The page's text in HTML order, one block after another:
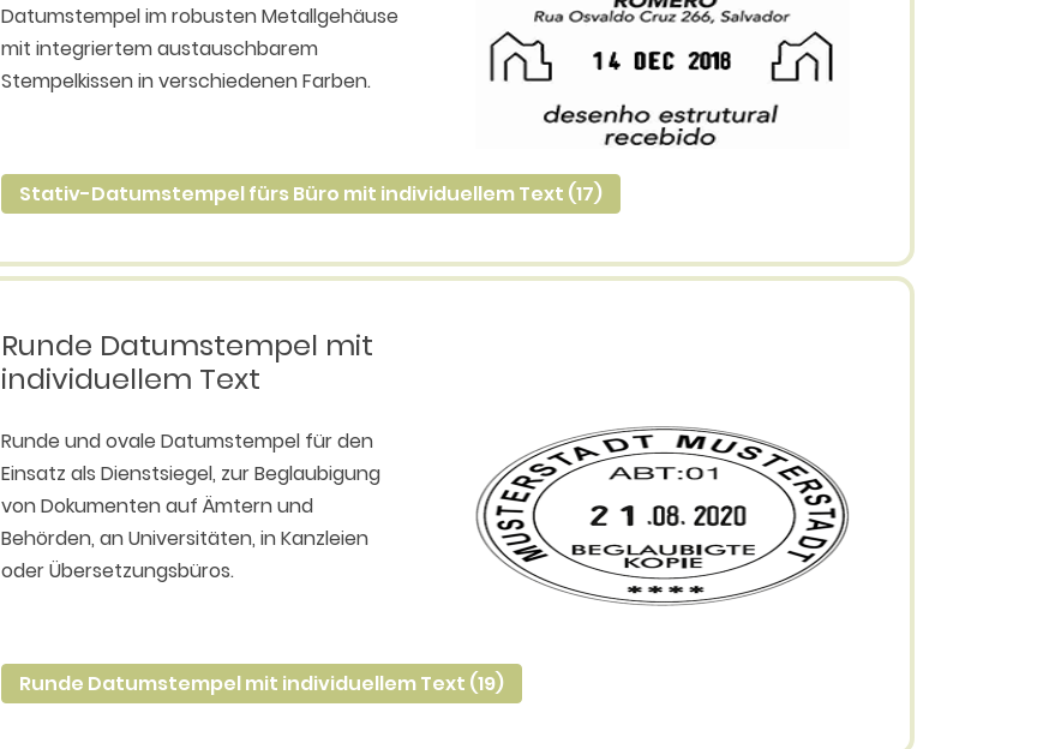
Datumstempel im robusten Metallgehäuse
mit integriertem austauschbarem
Stempelkissen in verschiedenen Farben.
Stativ-Datumstempel fürs Büro mit individuellem Text (17)
Runde Datumstempel mit
individuellem Text
Runde und ovale Datumstempel für den
Einsatz als Dienstsiegel, zur Beglaubigung
von Dokumenten auf Ämtern und
Behörden, an Universitäten, in Kanzleien
oder Übersetzungsbüros.
Runde Datumstempel mit individuellem Text (19)